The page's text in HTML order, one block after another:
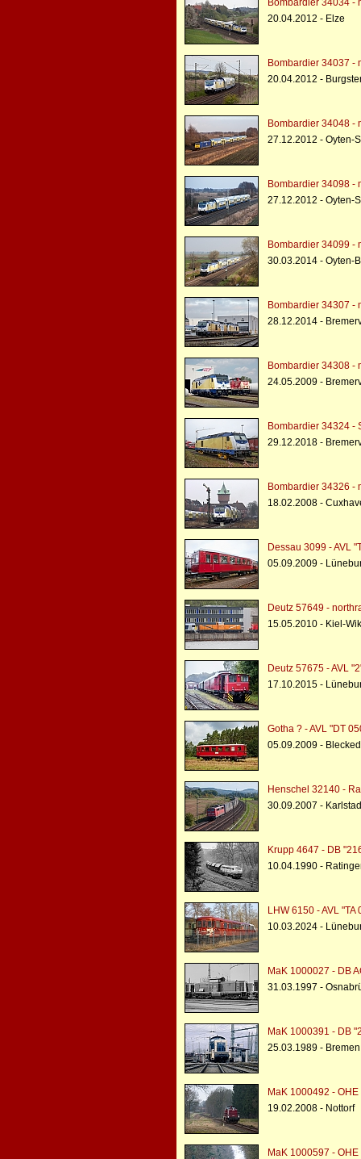
Bombardier 34034 -
20.04.2012 - Elze
Bombardier 34037 -
20.04.2012 -
Bombardier 34048 -
27.12.2012 - Oyten-
Bombardier 34098 -
27.12.2012 - Oyten-
Bombardier 34099 -
30.03.2014 - Oyten-
Bombardier 34307 -
28.12.2014 -
Bombardier 34308 -
24.05.2009 -
Bombardier 34324 -
29.12.2018 -
Bombardier 34326 -
18.02.2008 -
Dessau 3099 - AVL
05.09.2009 -
Deutz 57649 -
15.05.2010 - Kiel-Wik
Deutz 57675 - AVL
17.10.2015 -
Gotha ? - AVL "DT
05.09.2009 -
Henschel 32140 -
30.09.2007 -
Krupp 4647 - DB
10.04.1990 -
LHW 6150 - AVL "TA
10.03.2024 -
MaK 1000027 - DB
31.03.1997 -
MaK 1000391 - DB
25.03.1989 -
MaK 1000492 -
19.02.2008 - Nottorf
MaK 1000597 -